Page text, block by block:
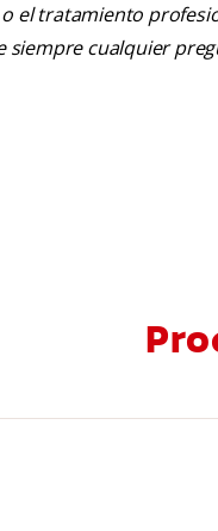
el tratamiento
siempre cualquier